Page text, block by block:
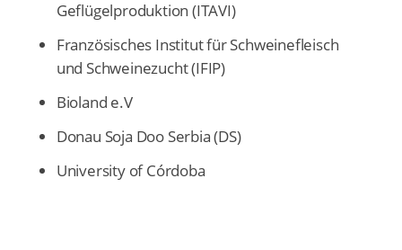
Geflügelproduktion (ITAVI)
Französisches Institut für Schweinefleisch
und Schweinezucht (IFIP)
Bioland e.V
Donau Soja Doo Serbia (DS)
University of Córdoba